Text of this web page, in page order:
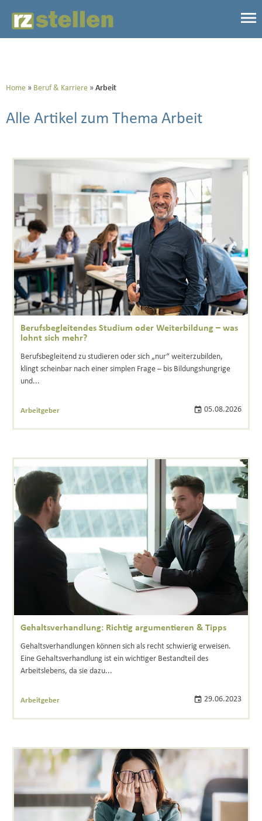
Home Beruf & Karriere Arbeit
Alle Artikel zum Thema Arbeit
Berufsbegleitendes Studium oder Weiterbildung – was
lohnt sich mehr?
Berufsbegleitend zu studieren oder sich „nur“ weiterzubilden,
klingt scheinbar nach einer simplen Frage – bis Bildungshungrige
und...
Arbeitgeber 05.08.2026
Gehaltsverhandlung: Richtig argumentieren & Tipps
Gehaltsverhandlungen können sich als recht schwierig erweisen.
Eine Gehaltsverhandlung ist ein wichtiger Bestandteil des
Arbeitslebens, da sie dazu...
Arbeitgeber 29.06.2023